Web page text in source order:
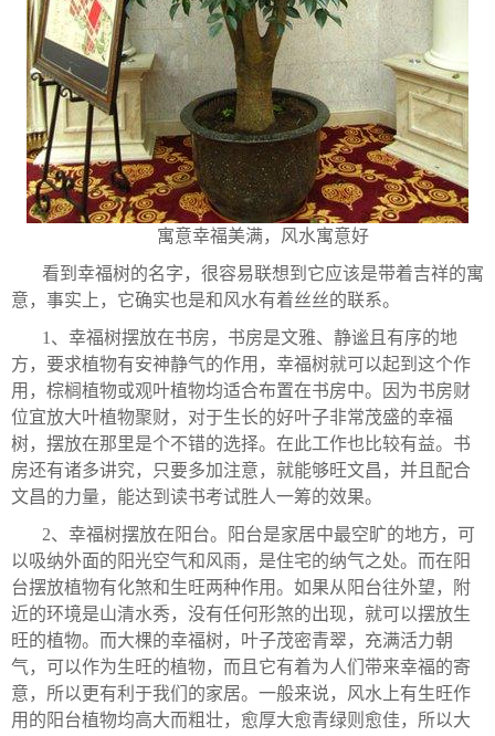
寓意幸福美满，风水寓意好
看到幸福树的名字，很容易联想到它应该是带着吉祥的寓
意，事实上，它确实也是和风水有着丝丝的联系。
1、幸福树摆放在书房，书房是文雅、静谧且有序的地
方，要求植物有安神静气的作用，幸福树就可以起到这个作
用，棕榈植物或观叶植物均适合布置在书房中。因为书房财
位宜放大叶植物聚财，对于生长的好叶子非常茂盛的幸福
树，摆放在那里是个不错的选择。在此工作也比较有益。书
房还有诸多讲究，只要多加注意，就能够旺文昌，并且配合
文昌的力量，能达到读书考试胜人一筹的效果。
2、幸福树摆放在阳台。阳台是家居中最空旷的地方，可
以吸纳外面的阳光空气和风雨，是住宅的纳气之处。而在阳
台摆放植物有化煞和生旺两种作用。如果从阳台往外望，附
近的环境是山清水秀，没有任何形煞的出现，就可以摆放生
旺的植物。而大棵的幸福树，叶子茂密青翠，充满活力朝
气，可以作为生旺的植物，而且它有着为人们带来幸福的寄
意，所以更有利于我们的家居。一般来说，风水上有生旺作
用的阳台植物均高大而粗壮，愈厚大愈青绿则愈佳，所以大